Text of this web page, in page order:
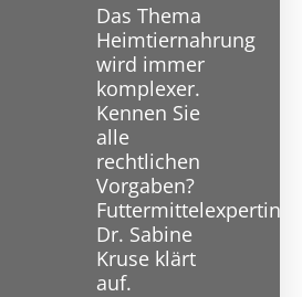
Das Thema
Heimtiernahrung
wird immer
komplexer.
Kennen Sie
alle
rechtlichen
Vorgaben?
Futtermittelexpertin
Dr. Sabine
Kruse klärt
auf.